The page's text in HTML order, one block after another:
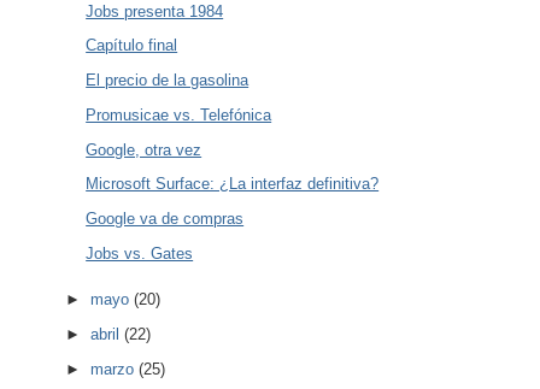
Jobs presenta 1984
Capítulo final
El precio de la gasolina
Promusicae vs. Telefónica
Google, otra vez
Microsoft Surface: ¿La interfaz definitiva?
Google va de compras
Jobs vs. Gates
►mayo(20)
►abril(22)
►marzo(25)